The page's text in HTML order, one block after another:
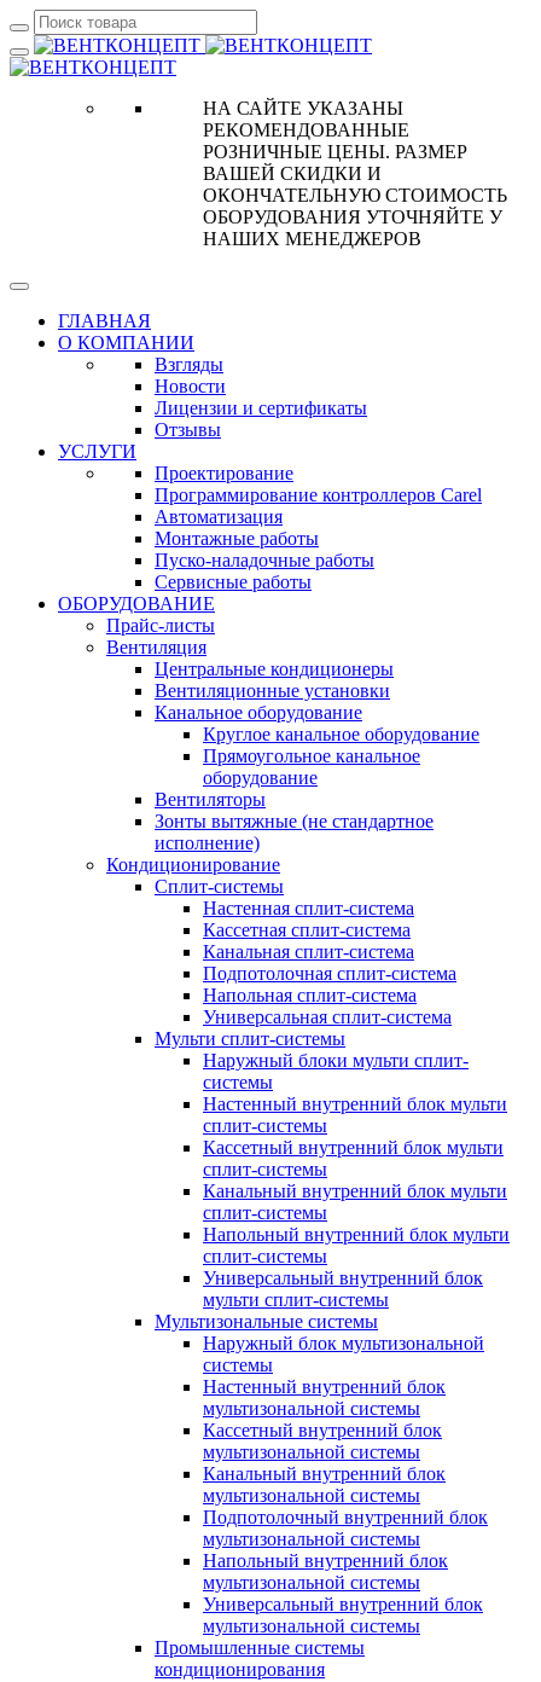
НА САЙТЕ УКАЗАНЫ
РЕКОМЕНДОВАННЫЕ
РОЗНИЧНЫЕ ЦЕНЫ. РАЗМЕР
ВАШЕЙ СКИДКИ И
ОКОНЧАТЕЛЬНУЮ СТОИМОСТЬ
ОБОРУДОВАНИЯ УТОЧНЯЙТЕ У
НАШИХ МЕНЕДЖЕРОВ
ГЛАВНАЯ
О КОМПАНИИ
Взгляды
Новости
Лицензии и сертификаты
Отзывы
УСЛУГИ
Проектирование
Программирование контроллеров Carel
Автоматизация
Монтажные работы
Пуско-наладочные работы
Сервисные работы
ОБОРУДОВАНИЕ
Прайс-листы
Вентиляция
Центральные кондиционеры
Вентиляционные установки
Канальное оборудование
Круглое канальное оборудование
Прямоугольное канальное
оборудование
Вентиляторы
Зонты вытяжные (не стандартное
исполнение)
Кондиционирование
Сплит-системы
Настенная сплит-система
Кассетная сплит-система
Канальная сплит-система
Подпотолочная сплит-система
Напольная сплит-система
Универсальная сплит-система
Мульти сплит-системы
Наружный блоки мульти сплит-
системы
Настенный внутренний блок мульти
сплит-системы
Кассетный внутренний блок мульти
сплит-системы
Канальный внутренний блок мульти
сплит-системы
Напольный внутренний блок мульти
сплит-системы
Универсальный внутренний блок
мульти сплит-системы
Мультизональные системы
Наружный блок мультизональной
системы
Настенный внутренний блок
мультизональной системы
Кассетный внутренний блок
мультизональной системы
Канальный внутренний блок
мультизональной системы
Подпотолочный внутренний блок
мультизональной системы
Напольный внутренний блок
мультизональной системы
Универсальный внутренний блок
мультизональной системы
Промышленные системы
кондиционирования